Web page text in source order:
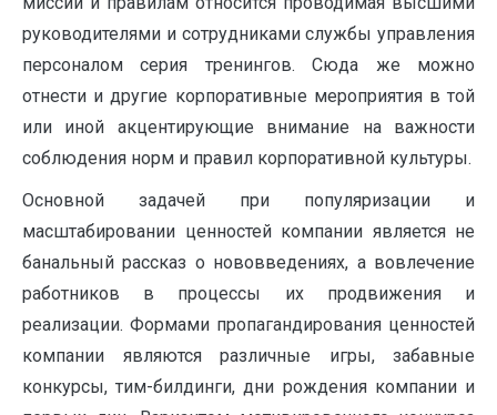
руководителями и сотрудниками службы управления
персоналом серия тренингов. Сюда же можно
отнести и другие корпоративные мероприятия в той
или иной акцентирующие внимание на важности
соблюдения норм и правил корпоративной культуры.
Основной задачей при популяризации и
масштабировании ценностей компании является не
банальный рассказ о нововведениях, а вовлечение
работников в процессы их продвижения и
реализации. Формами пропагандирования ценностей
компании являются различные игры, забавные
конкурсы, тим-билдинги, дни рождения компании и